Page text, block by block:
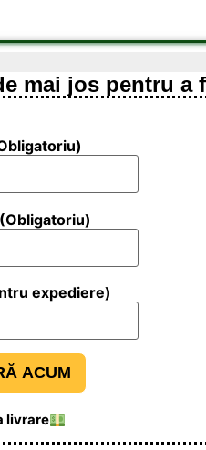
mai jos pentru a
(Obligatoriu)
expediere)
livrare